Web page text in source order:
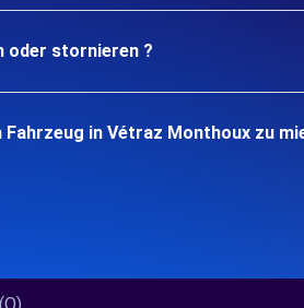
oder stornieren ?
in Vétraz Monthoux zu